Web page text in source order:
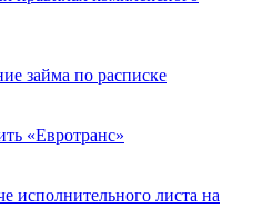
займа по расписке
«Евротранс»
исполнительного листа на